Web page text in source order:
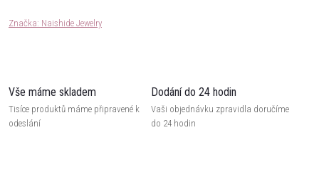
Značka: Naishide Jewelry
Vše máme skladem
Tisíce produktů máme připravené k
odeslání
Dodání do 24 hodin
Vaši objednávku zpravidla doručíme
do 24 hodin